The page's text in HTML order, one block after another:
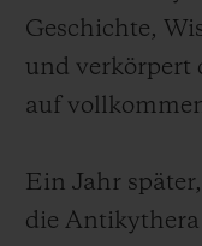
Geschichte,
und verkörpert
auf
Ein Jahr
die